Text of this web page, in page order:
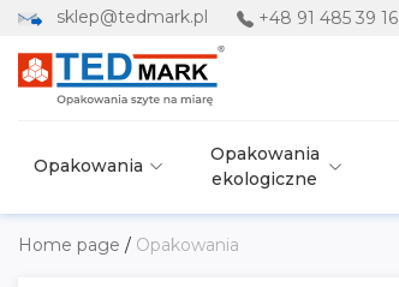
sklep@tedmark.pl +48 91 485 39 16
Opakowania
Opakowania
ekologiczne
Home page / Opakowania